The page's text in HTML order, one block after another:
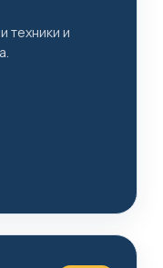
техники и